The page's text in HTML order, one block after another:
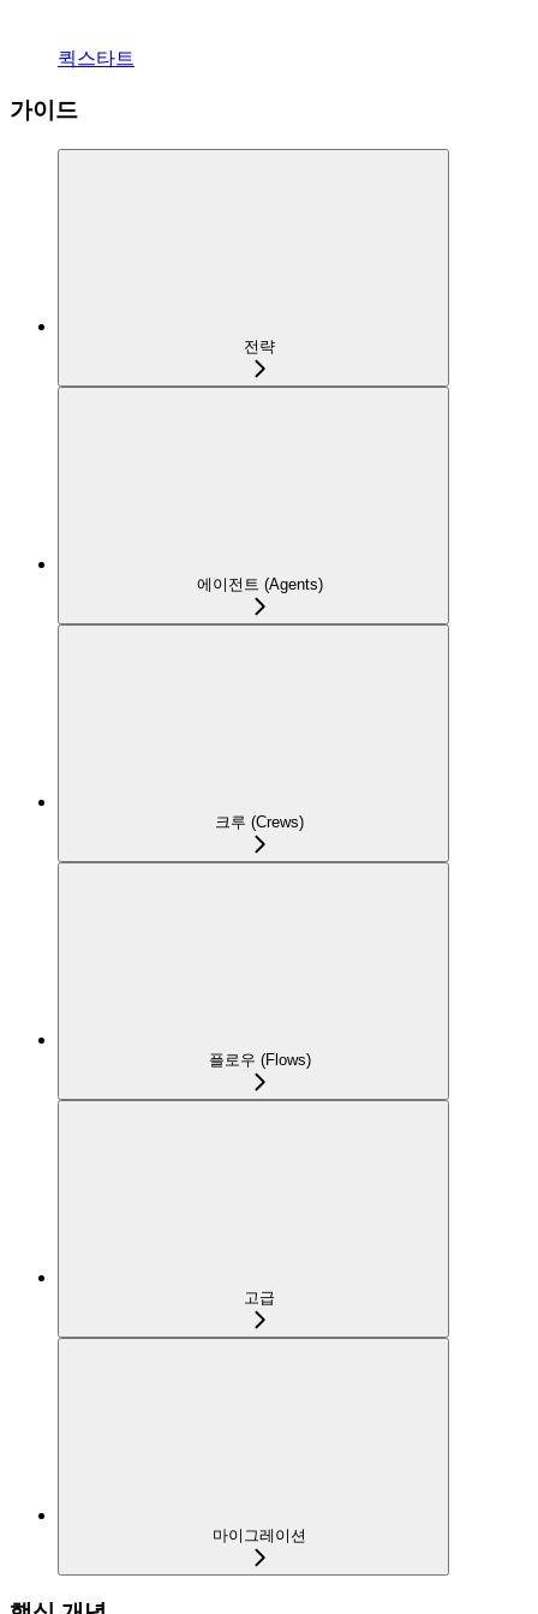
퀵스타트
가이드
전략
에이전트 (Agents)
크루 (Crews)
플로우 (Flows)
고급
마이그레이션